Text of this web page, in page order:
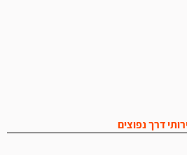
דרך נפוצים